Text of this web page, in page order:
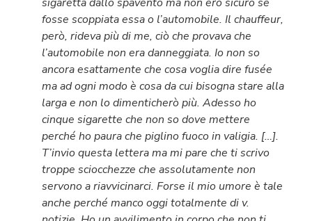
fosse scoppiata essa o l’automobile. Il chauffeur,
però, rideva più di me, ciò che provava che
l’automobile non era danneggiata. Io non so
ancora esattamente che cosa voglia dire fusée
ma ad ogni modo è cosa da cui bisogna stare alla
larga e non lo dimenticherò più. Adesso ho
cinque sigarette che non so dove mettere
perché ho paura che piglino fuoco in valigia. […].
T’invio questa lettera ma mi pare che ti scrivo
troppe sciocchezze che assolutamente non
servono a riavvicinarci. Forse il mio umore è tale
anche perché manco oggi totalmente di v.